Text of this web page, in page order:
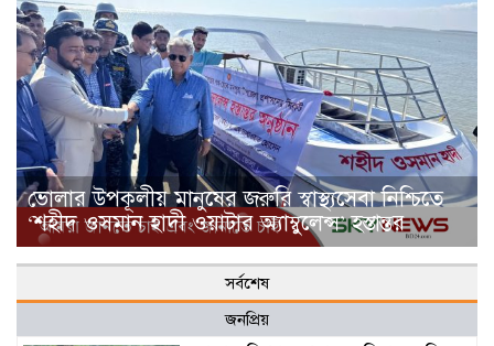
ভোলার উপকূলীয় মানুষের জরুরি স্বাস্থ্যসেবা নিশ্চিতে
‘শহীদ ওসমান হাদী ওয়াটার অ্যাম্বুলেন্স’ হস্তান্তর
সর্বশেষ
জনপ্রিয়